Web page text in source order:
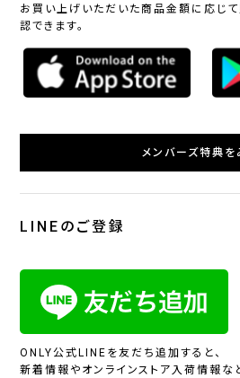
お買い上げいただいた商品金額に応じ
認できます。
メンバーズ特典を
LINEのご登録
ONLY公式LINEを友だち追加すると、
新着情報やオンラインストア入荷情報な